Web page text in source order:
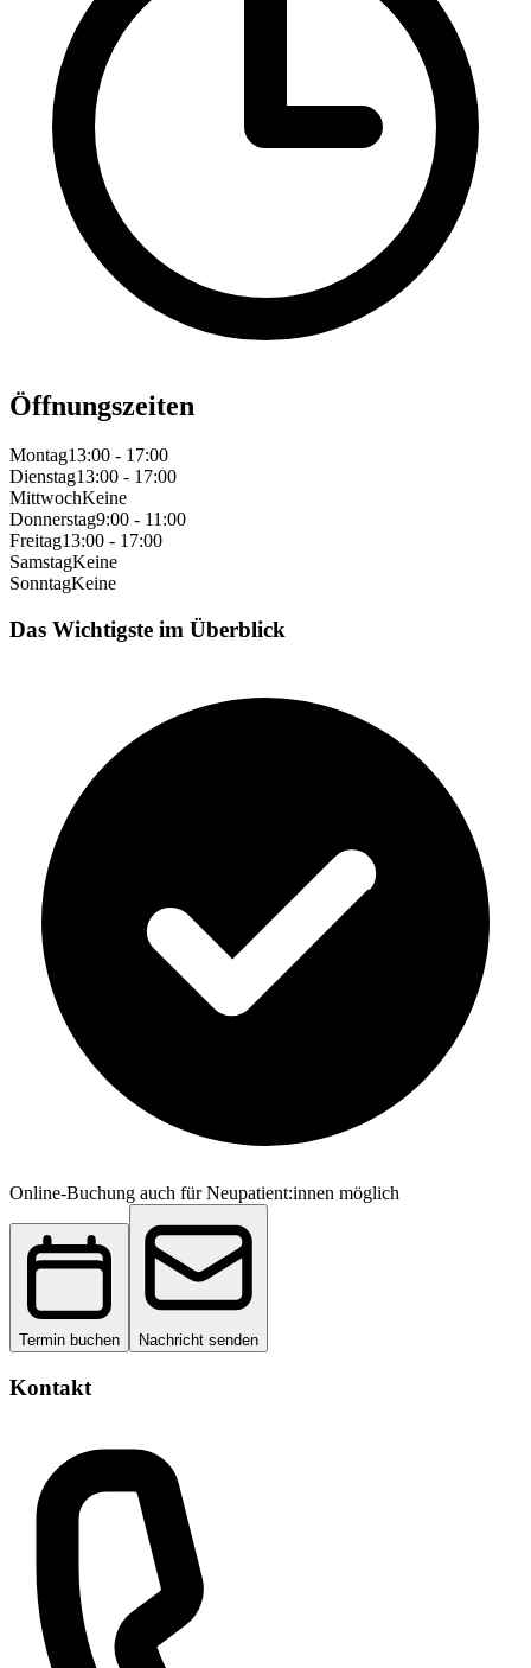
Öffnungszeiten
Montag13:00 - 17:00
Dienstag13:00 - 17:00
MittwochKeine
Donnerstag9:00 - 11:00
Freitag13:00 - 17:00
SamstagKeine
SonntagKeine
Das Wichtigste im Überblick
Online-Buchung auch für Neupatient:innen möglich
Termin buchen Nachricht senden
Kontakt